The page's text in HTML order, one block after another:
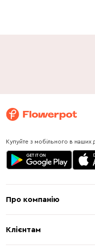
Купуйте з мобільного в наших
Про компанію
Клієнтам